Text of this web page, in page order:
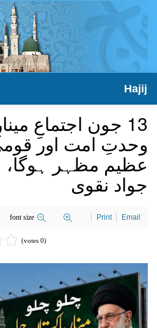
Hajij
13 جون اجتماعِ
وحدتِ امت اور
عظیم مظہر ہوگا،
جواد نقوی
font size Print Email
(0 votes)